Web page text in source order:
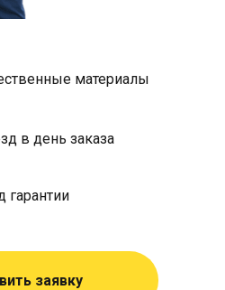
в день заказа
материалы
гарантии
заявку